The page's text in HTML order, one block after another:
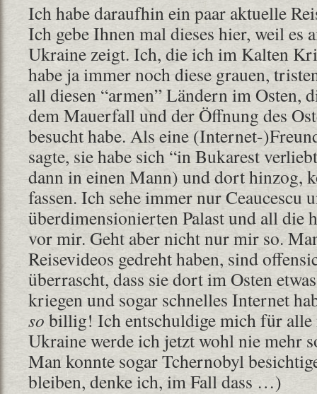
Ich habe daraufhin ein paar aktuelle
Ich gebe Ihnen mal dieses hier, weil es
Ukraine zeigt. Ich, die ich im Kalten
habe ja immer noch diese grauen,
all diesen “armen” Ländern im Osten,
dem Mauerfall und der Öffnung des
besucht habe. Als eine (Internet-
sagte, sie habe sich “in Bukarest
dann in einen Mann) und dort hinzog,
fassen. Ich sehe immer nur Ceaucescu
überdimensionierten Palast und all die
vor mir. Geht aber nicht nur mir so.
Reisevideos gedreht haben, sind
überrascht, dass sie dort im Osten
kriegen und sogar schnelles Internet
so billig! Ich entschuldige mich für
Ukraine werde ich jetzt wohl nie mehr
Man konnte sogar Tchernobyl
bleiben, denke ich, im Fall dass …)